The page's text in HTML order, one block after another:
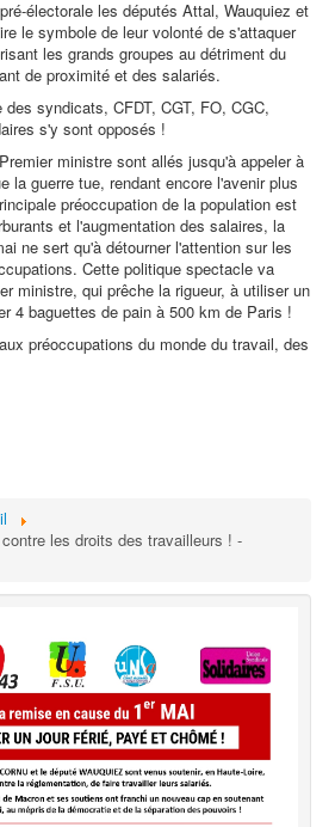
électorale les députés Attal, Wauquiez et
le symbole de leur volonté de s'attaquer
les grands groupes au détriment du
de proximité et des salariés.
syndicats, CFDT, CGT, FO, CGC,
s'y sont opposés !
ministre sont allés jusqu'à appeler à
la guerre tue, rendant encore l'avenir plus
préoccupation de la population est
et l'augmentation des salaires, la
ne sert qu'à détourner l'attention sur les
Cette politique spectacle va
ministre, qui prêche la rigueur, à utiliser un
4 baguettes de pain à 500 km de Paris !
préoccupations du monde du travail, des
les droits des travailleurs ! -